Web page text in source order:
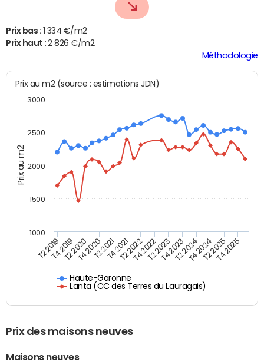
Prix bas :
1 334 €/m2
Prix haut :2 826 €/m2
Méthodologie
Prix au m2
Prix au m2 (source : estimations JDN)
Haute-Garonne
Lanta (CC des Terres du Lauragais)
T2 2019T4 2019T2 2020T4 2020T2 2021T4 2021T2 2022T4 2022T2 2023T4 2023T2 2024T4 2024T2 2025T4 2025
1000
1500
2000
2500
3000
Prix des maisons neuves
Maisons neuves